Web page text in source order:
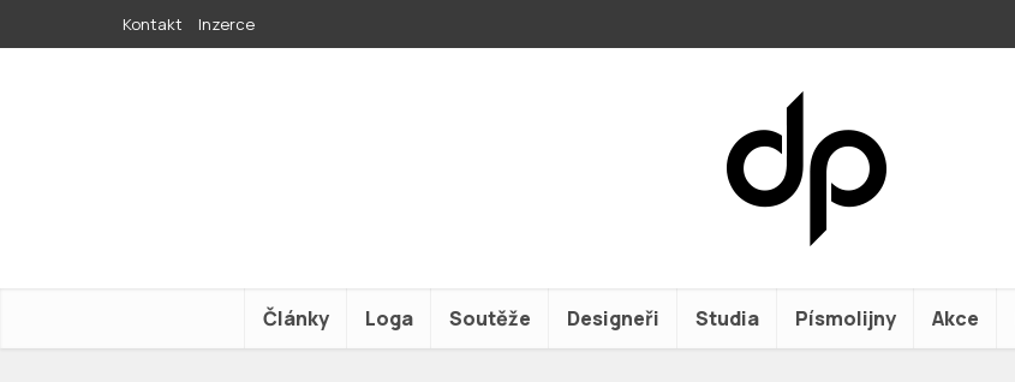
Kontakt Inzerce
Články Loga Soutěže Designeři Studia Písmolijny Akce